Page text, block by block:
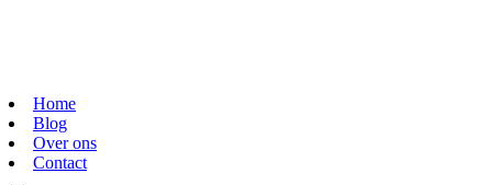
Home
Blog
Over ons
Contact